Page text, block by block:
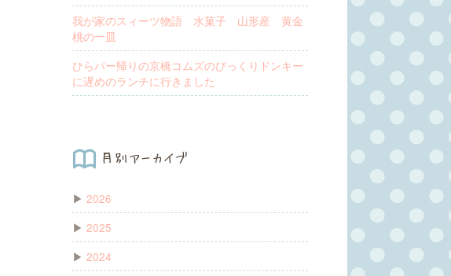
我が家のスィーツ物語 水菓子 山形産 黄金
桃の一皿
ひらパー帰りの京橋コムズのびっくりドンキー
に遅めのランチに行きました
月別アーカイブ
▶ 2026
▶ 2025
▶ 2024